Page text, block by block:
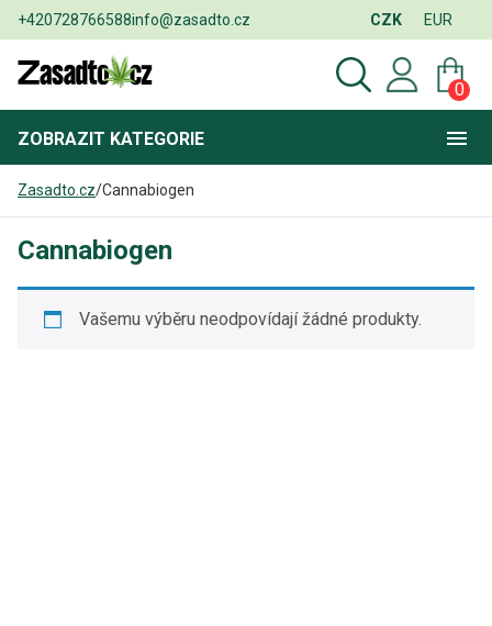
+420728766588info@zasadto.cz CZK EUR
0
ZOBRAZIT KATEGORIE
Zasadto.cz/Cannabiogen
Cannabiogen
Vašemu výběru neodpovídají žádné produkty.